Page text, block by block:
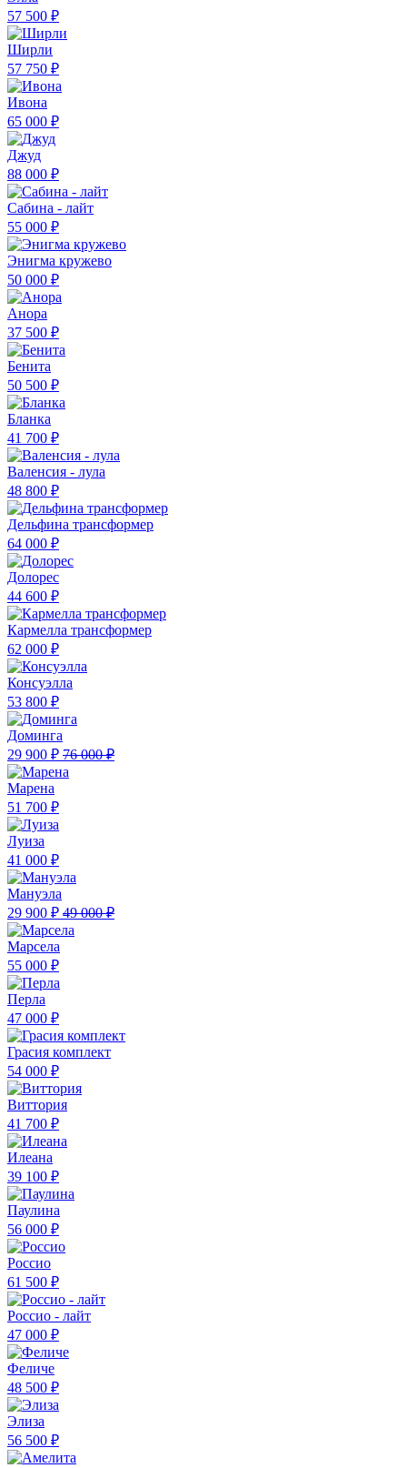
57 500 ₽
Ширли
57 750 ₽
Ивона
65 000 ₽
Джуд
88 000 ₽
Сабина - лайт
55 000 ₽
Энигма кружево
50 000 ₽
Анора
37 500 ₽
Бенита
50 500 ₽
Бланка
41 700 ₽
Валенсия - лула
48 800 ₽
Дельфина трансформер
64 000 ₽
Долорес
44 600 ₽
Кармелла трансформер
62 000 ₽
Консуэлла
53 800 ₽
Доминга
29 900 ₽ 76 000 ₽
Марена
51 700 ₽
Луиза
41 000 ₽
Мануэла
29 900 ₽ 49 000 ₽
Марсела
55 000 ₽
Перла
47 000 ₽
Грасия комплект
54 000 ₽
Виттория
41 700 ₽
Илеана
39 100 ₽
Паулина
56 000 ₽
Россио
61 500 ₽
Россио - лайт
47 000 ₽
Феличе
48 500 ₽
Элиза
56 500 ₽